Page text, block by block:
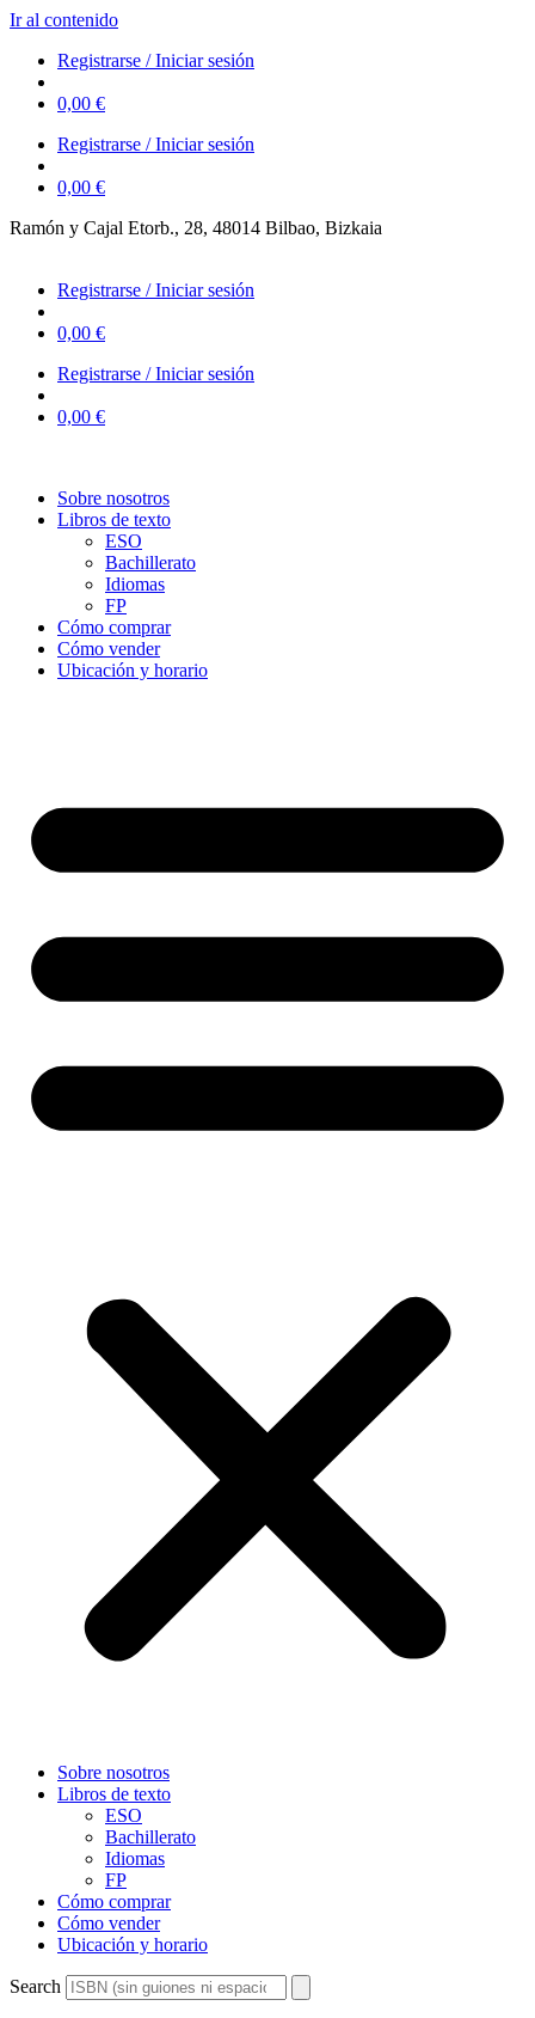
Ir al contenido
Registrarse / Iniciar sesión
0,00 €
Registrarse / Iniciar sesión
0,00 €
Ramón y Cajal Etorb., 28, 48014 Bilbao, Bizkaia
Registrarse / Iniciar sesión
0,00 €
Registrarse / Iniciar sesión
0,00 €
Sobre nosotros
Libros de texto
ESO
Bachillerato
Idiomas
FP
Cómo comprar
Cómo vender
Ubicación y horario
Sobre nosotros
Libros de texto
ESO
Bachillerato
Idiomas
FP
Cómo comprar
Cómo vender
Ubicación y horario
Search